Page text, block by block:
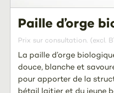
Paille d’orge
Prix sur consultation. (excl.
La paille d’orge
douce, blanche et
pour apporter de la
bétail laitier et du jeune